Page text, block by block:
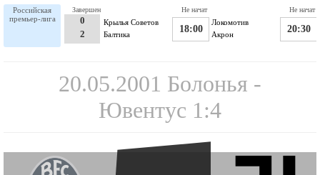
Российская
премьер-лига
Крылья Советов
0
2
Балтика
Завершен
Локомотив
18:00 Акрон
Не начат
20:30
Не начат
20.05.2001 Болонья -
Ювентус 1:4